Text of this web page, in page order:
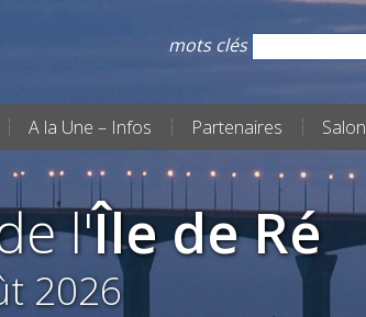
mots clés
A la Une – Infos Partenaires Salon
l'Île de Ré
2026